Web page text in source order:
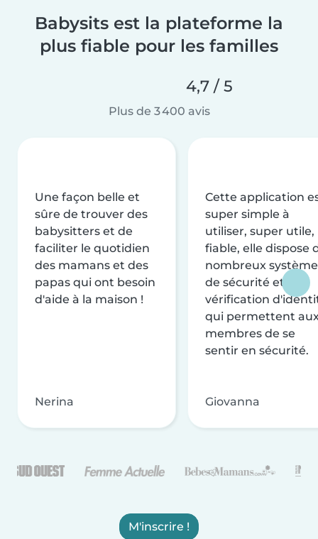
Babysits est la plateforme la
plus fiable pour les familles
4,7 / 5
Plus de 3 400 avis
Une façon belle et
sûre de trouver des
babysitters et de
faciliter le quotidien
des mamans et des
papas qui ont besoin
d'aide à la maison !
Nerina
Cette application
super simple à
utiliser, super utile,
fiable, elle dispose
nombreux
de sécurité et de
vérification
qui permettent
membres de se
sentir en sécurité.
Giovanna
M'inscrire !